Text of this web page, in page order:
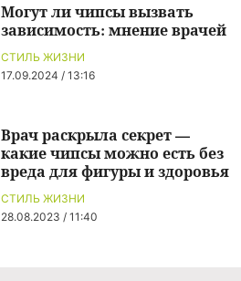
СТИЛЬ ЖИЗНИ
17.09.2024 / 13:16
Могут ли чипсы вызвать
зависимость: мнение врачей
СТИЛЬ ЖИЗНИ
28.08.2023 / 11:40
Врач раскрыла секрет —
какие чипсы можно есть без
вреда для фигуры и здоровья